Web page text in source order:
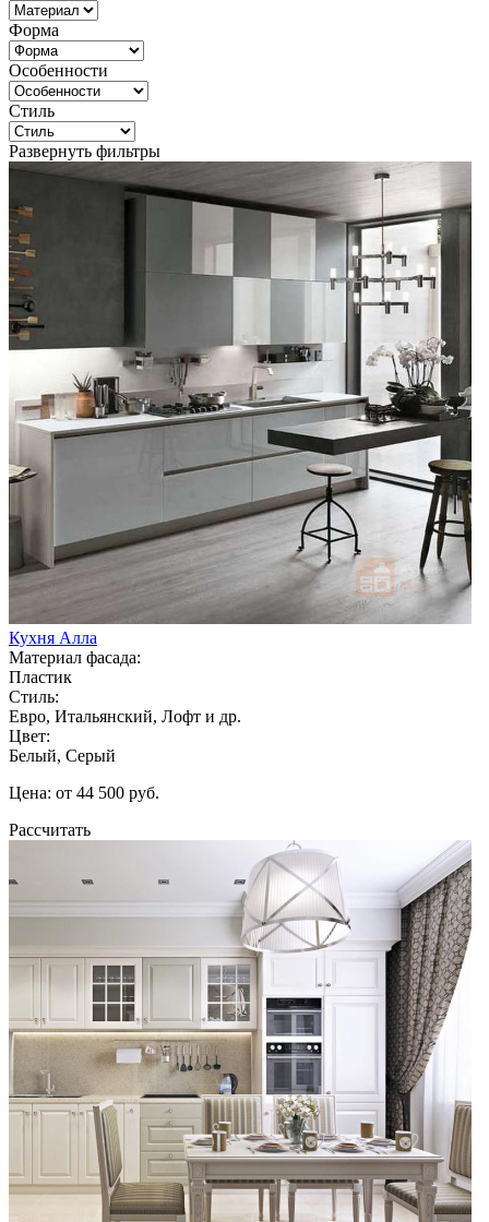
Форма
Особенности
Стиль
Развернуть фильтры
Кухня Алла
Материал фасада:
Пластик
Стиль:
Евро, Итальянский, Лофт и др.
Цвет:
Белый, Серый
Цена: от 44 500 руб.
Рассчитать